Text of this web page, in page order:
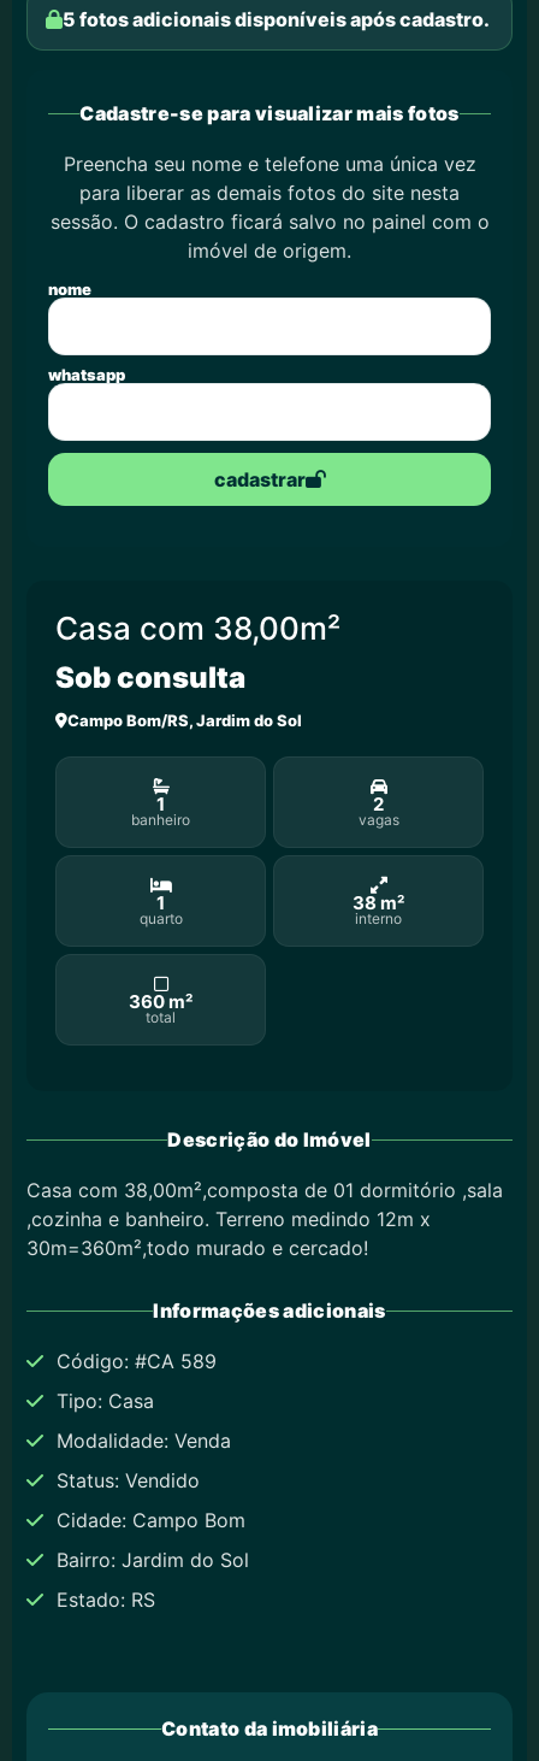
5 fotos adicionais disponíveis após cadastro.
Cadastre-se para visualizar mais fotos
Preencha seu nome e telefone uma única vez
para liberar as demais fotos do site nesta
sessão. O cadastro ficará salvo no painel com o
imóvel de origem.
nome
whatsapp
cadastrar
Casa com 38,00m²
Sob consulta
Campo Bom/RS, Jardim do Sol
1
banheiro
2
vagas
1
quarto
38 m²
interno
360 m²
total
Descrição do Imóvel
Casa com 38,00m²,composta de 01 dormitório ,sala
,cozinha e banheiro. Terreno medindo 12m x
30m=360m²,todo murado e cercado!
Informações adicionais
Código: #CA 589
Tipo: Casa
Modalidade: Venda
Status: Vendido
Cidade: Campo Bom
Bairro: Jardim do Sol
Estado: RS
Contato da imobiliária